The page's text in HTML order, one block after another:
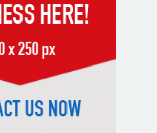
‘জেন-জি’ই ‘দেশের চালিকা শক্তি’,
আগের মন্তব্য থেকে ইউ-টার্ন কঙ্গনা
প্রাক্তনের স্মৃতিতে গভীর রাতে ঘুম
উধাও? জেনে নিন মুক্তির উপায়
দেশের আট জেলায় বজ্রবৃষ্টির আশঙ্কা,